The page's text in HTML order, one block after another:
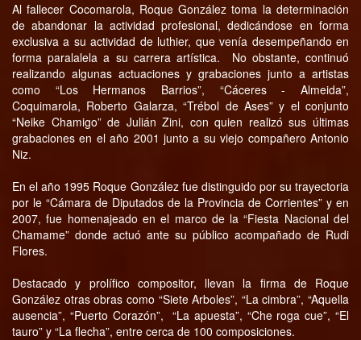
Al fallecer Cocomarola, Roque González toma la determinación
de abandonar la actividad profesional, dedicándose en forma
exclusiva a su actividad de luthier, que venía desempeñando en
forma paralalela a su carrera artística. No obstante, continuó
realizando algunas actuaciones y grabaciones junto a artistas
como “Los Hermanos Barrios”, “Cáceres - Almeida”,
Coquimarola, Roberto Galarza, “Trébol de Ases” y el conjunto
“Neike Chamigo” de Julián Zini, con quien realizó sus últimas
grabaciones en el año 2001 junto a su viejo compañero Antonio
Niz.
En el año 1995 Roque González fue distinguido por su trayectoria
por le “Cámara de Diputados de la Provincia de Corrientes” y en
2007, fue homenajeado en el marco de la “Fiesta Nacional del
Chamame” donde actuó ante su público acompañado de Rudi
Flores.
Destacado y prolífico compositor, llevan la firma de Roque
González otras obras como “Siete Arboles”, “La cimbra”, “Aquella
ausencia”, “Puerto Corazón”, “La apuesta”, “Che roga cue”, “El
tauro” y “La flecha”, entre cerca de 100 composiciones.